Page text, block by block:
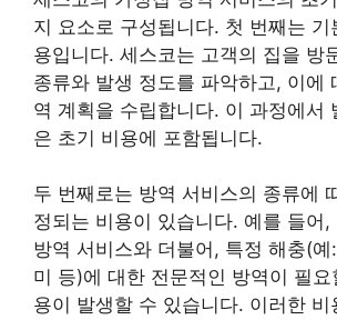
지 요소로 구성됩니다. 첫 번째는 기
용입니다. 세스코는 고객의 집을 방
종류와 발생 정도를 파악하고, 이에
역 계획을 수립합니다. 이 과정에서
은 초기 비용에 포함됩니다.
두 번째로는 방역 서비스의 종류에
정되는 비용이 있습니다. 예를 들어,
방역 서비스와 더불어, 특정 해충(예
미 등)에 대한 전문적인 방역이 필요
용이 발생할 수 있습니다. 이러한 비